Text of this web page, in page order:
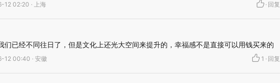
12 02:20 · 上海 · 回复
们已经不同往日了，但是文化上还光大空间来提升的，幸福感不是直接可以用钱买来的
12 00:40 · 安徽 1 · 回复